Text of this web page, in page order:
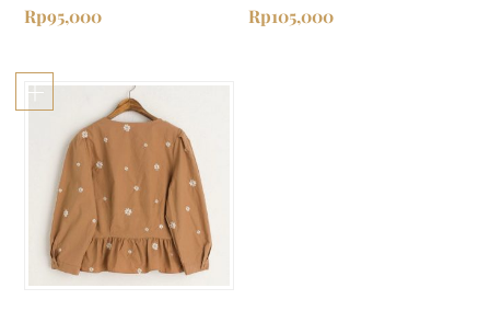
Rp95,000
Rp105,000